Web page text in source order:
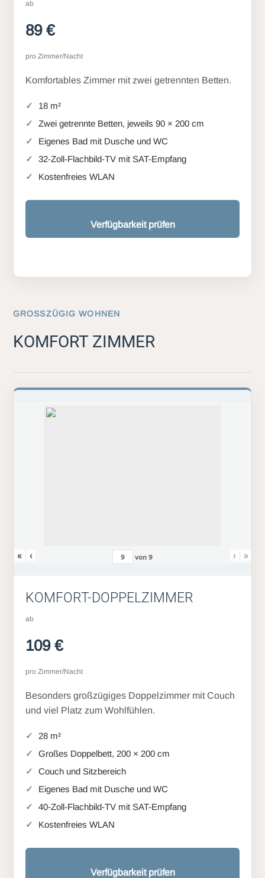
ab
89 €
pro Zimmer/Nacht
Komfortables Zimmer mit zwei getrennten Betten.
18 m²
Zwei getrennte Betten, jeweils 90 × 200 cm
Eigenes Bad mit Dusche und WC
32-Zoll-Flachbild-TV mit SAT-Empfang
Kostenfreies WLAN
Verfügbarkeit prüfen
GROSSZÜGIG WOHNEN
KOMFORT ZIMMER
« ‹ von9 › »
KOMFORT-DOPPELZIMMER
ab
109 €
pro Zimmer/Nacht
Besonders großzügiges Doppelzimmer mit Couch
und viel Platz zum Wohlfühlen.
28 m²
Großes Doppelbett, 200 × 200 cm
Couch und Sitzbereich
Eigenes Bad mit Dusche und WC
40-Zoll-Flachbild-TV mit SAT-Empfang
Kostenfreies WLAN
Verfügbarkeit prüfen